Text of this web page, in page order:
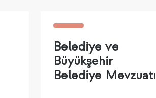
Belediye ve
Büyükşehir
Belediye Mevzuatı